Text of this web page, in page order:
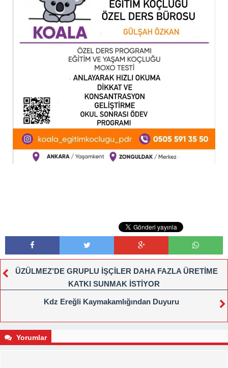
ÜZÜLMEZ’DE GRUPLU İŞÇİLER DAHA FAZLA ÜRETİME
KATKI SUNMAK İSTİYOR
Kdz Ereğli Kaymakamlığından Duyuru
Yorumlar